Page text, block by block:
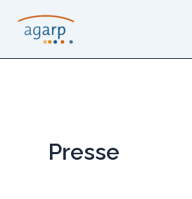
Inhalt
springen
Presse